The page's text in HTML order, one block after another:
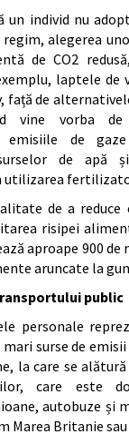
un individ nu
alegerea
de CO2
laptele de
față de
vine vorba de
emisiile de
de apă
utilizarea
de a reduce
risipei
aproape 900 de
aruncate la
public
personale
surse de emisii
la care se
care este
autobuze și
Marea Britanie sau